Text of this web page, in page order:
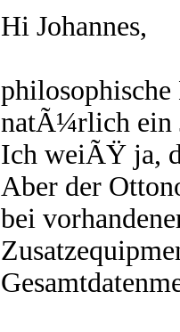
Hi Johannes,
philosophische
natÃ¼rlich ein
Ich weiÃŸ ja,
Aber der
bei